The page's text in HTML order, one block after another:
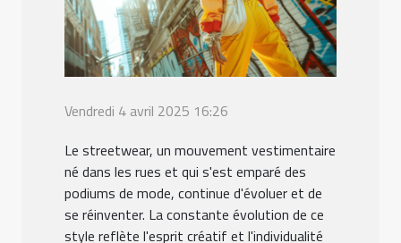
Vendredi 4 avril 2025 16:26
Le streetwear, un mouvement vestimentaire
né dans les rues et qui s'est emparé des
podiums de mode, continue d'évoluer et de
se réinventer. La constante évolution de ce
style reflète l'esprit créatif et l'individualité